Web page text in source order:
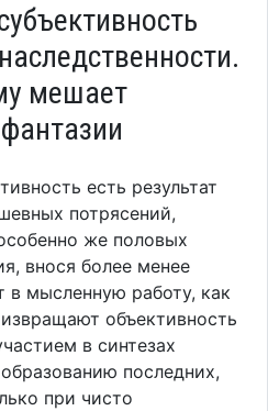
мешает
есть результат
потрясений,
же половых
внося более менее
в мысленную работу, как
объективность
в синтезах
последних,
при чисто